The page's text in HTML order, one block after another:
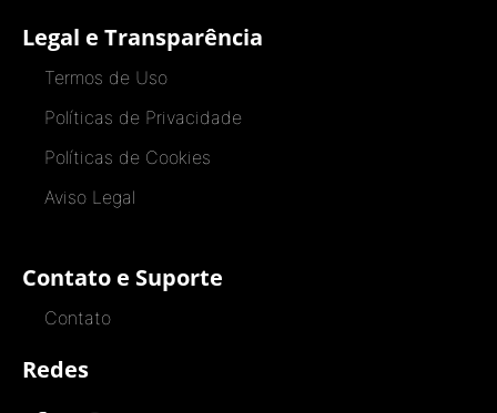
Legal e Transparência
Termos de Uso
Políticas de Privacidade
Políticas de Cookies
Aviso Legal
Contato e Suporte
Contato
Redes